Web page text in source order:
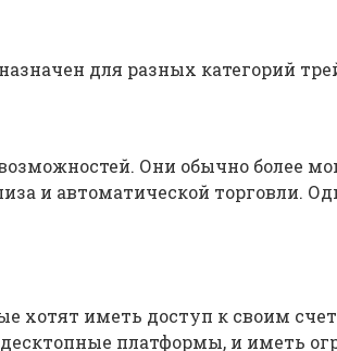
для разных категорий
Они обычно более
и автоматической торговли.
хотят иметь доступ к своим
платформы, и иметь